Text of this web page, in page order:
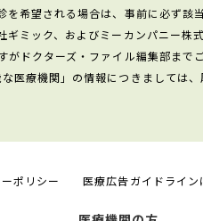
を希望される場合は、事前に必ず該
ギミック、およびミーカンパニー
がドクターズ・ファイル編集部まで
医療機関」の情報につきましては
ポリシー 医療広告ガイドライン